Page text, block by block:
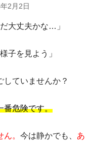
2月2日
大丈夫かな…」
子を見よう」
していませんか？
番危険です。
。 今は静かでも、 あ